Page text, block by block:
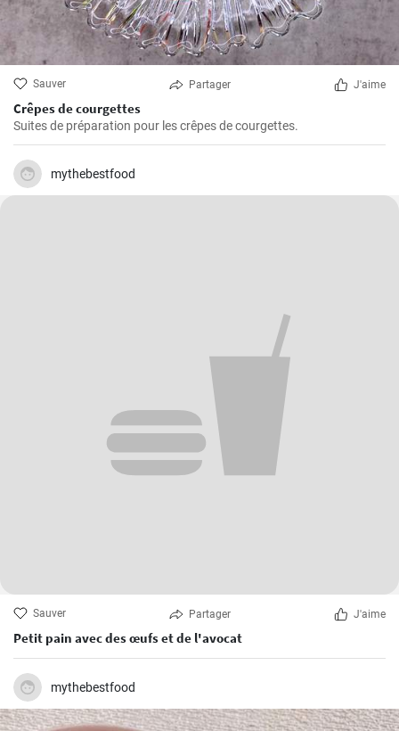
Sauver Partager J'aime
Crêpes de courgettes
Suites de préparation pour les crêpes de courgettes.
mythebestfood
Sauver Partager J'aime
Petit pain avec des œufs et de l'avocat
mythebestfood